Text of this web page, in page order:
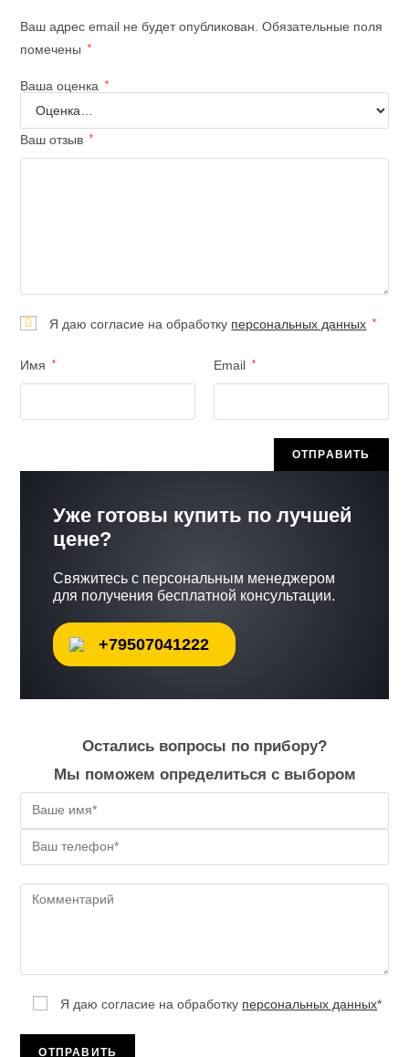
Ваш адрес email не будет опубликован. Обязательные поля
помечены
*
Ваша оценка *
Ваш отзыв *
Я даю согласие на обработку персональных данных *
Имя * Email *
Уже готовы купить по лучшей
цене?
Свяжитесь с персональным менеджером
для получения бесплатной консультации.
+79507041222
Остались вопросы по прибору?
Мы поможем определиться с выбором
Я даю согласие на обработку персональных данных*